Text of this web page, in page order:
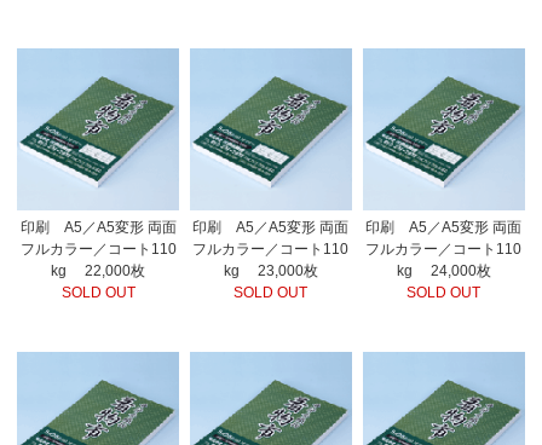
印刷 A5／A5変形 両面
フルカラー／コート110
kg 22,000枚
SOLD OUT
印刷 A5／A5変形 両面
フルカラー／コート110
kg 23,000枚
SOLD OUT
印刷 A5／A5変形 両面
フルカラー／コート110
kg 24,000枚
SOLD OUT